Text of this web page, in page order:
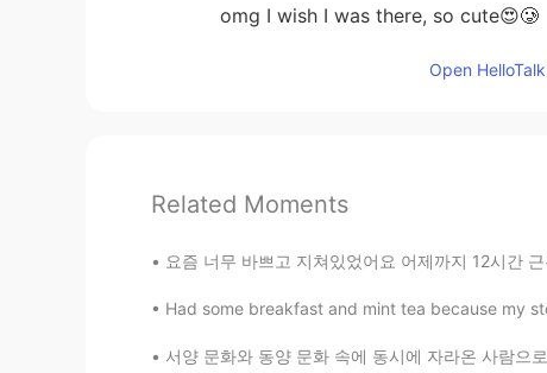
omg I wish I was there, so cute😍🥲
Open
Related Moments
요즘 너무 바쁘고 지쳐있었어요 어제까지 12시간 근무 3일째라서 집에 들어오
Had some breakfast and mint tea because my
서양 문화와 동양 문화 속에 동시에 자라온 사람으로서 (교포예요) 여러가지